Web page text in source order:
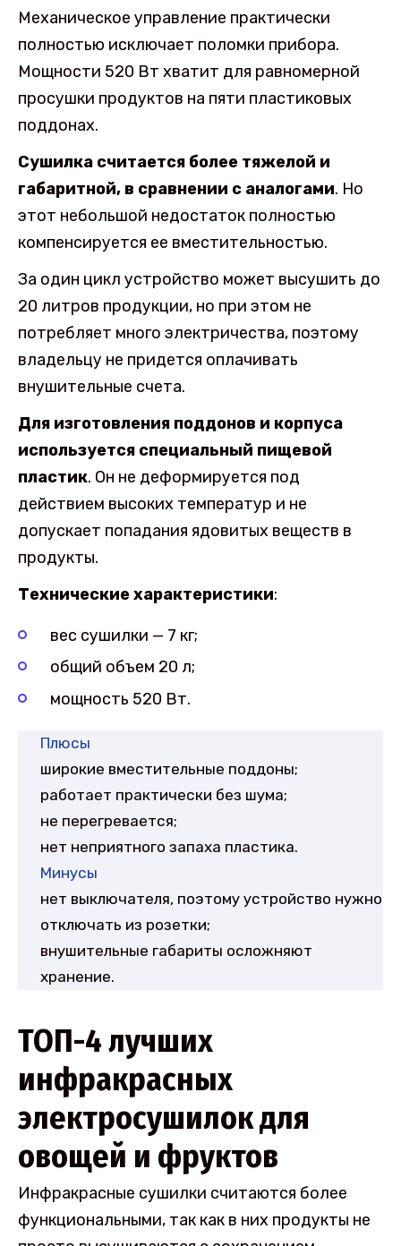
Механическое управление практически
полностью исключает поломки прибора.
Мощности 520 Вт хватит для равномерной
просушки продуктов на пяти пластиковых
поддонах.
Сушилка считается более тяжелой и
габаритной, в сравнении с аналогами. Но
этот небольшой недостаток полностью
компенсируется ее вместительностью.
За один цикл устройство может высушить до
20 литров продукции, но при этом не
потребляет много электричества, поэтому
владельцу не придется оплачивать
внушительные счета.
Для изготовления поддонов и корпуса
используется специальный пищевой
пластик. Он не деформируется под
действием высоких температур и не
допускает попадания ядовитых веществ в
продукты.
Технические характеристики:
вес сушилки — 7 кг;
общий объем 20 л;
мощность 520 Вт.
Плюсы
широкие вместительные поддоны;
работает практически без шума;
не перегревается;
нет неприятного запаха пластика.
Минусы
нет выключателя, поэтому устройство нужно
отключать из розетки;
внушительные габариты осложняют
хранение.
ТОП-4 лучших
инфракрасных
электросушилок для
овощей и фруктов
Инфракрасные сушилки считаются более
функциональными, так как в них продукты не